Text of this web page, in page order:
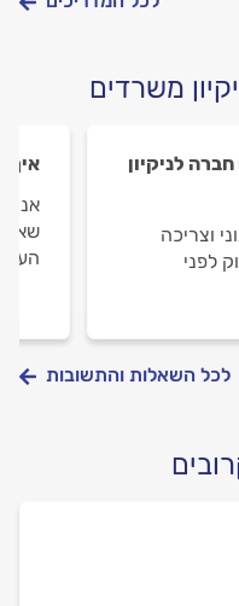
משרדים
לניקיון
וצריכה
לפני
איך
אני
לכל השאלות והתשובות